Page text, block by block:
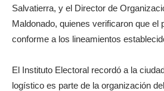
Salvatierra, y el Director de
Maldonado, quienes verificaron que el
conforme a los lineamientos
El Instituto Electoral recordó a la
logístico es parte de la organización